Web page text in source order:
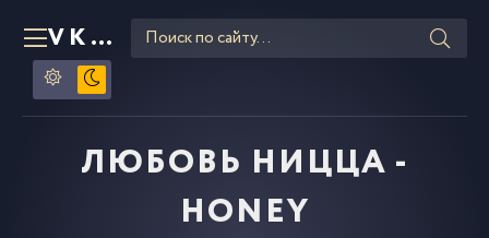
VKLIPE RU
ЛЮБОВЬ НИЦЦА -
HONEY